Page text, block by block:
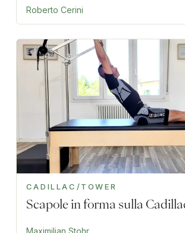
Roberto Cerini
CADILLAC/TOWER
Scapole in forma sulla
Maximilian Stohr